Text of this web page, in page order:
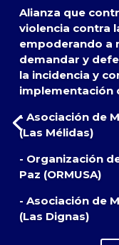
Alianza que
violencia contra
empoderando a
demandar y
la incidencia y
implementación
- Asociación de
(Las Mélidas)
- Organización
Paz (ORMUSA)
- Asociación de
(Las Dignas)